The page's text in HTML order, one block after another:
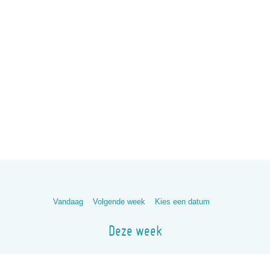
Vandaag Volgende week Kies een datum
Deze week